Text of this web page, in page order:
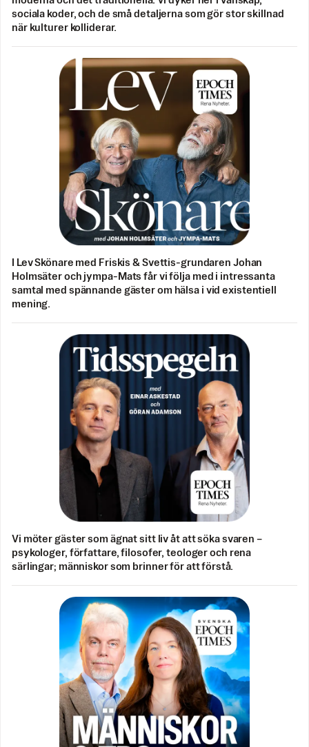
sociala koder, och de små detaljerna som gör stor skillnad
när kulturer kolliderar.
I Lev Skönare med Friskis & Svettis-grundaren Johan
Holmsäter och jympa-Mats får vi följa med i intressanta
samtal med spännande gäster om hälsa i vid existentiell
mening.
Vi möter gäster som ägnat sitt liv åt att söka svaren –
psykologer, författare, filosofer, teologer och rena
särlingar; människor som brinner för att förstå.